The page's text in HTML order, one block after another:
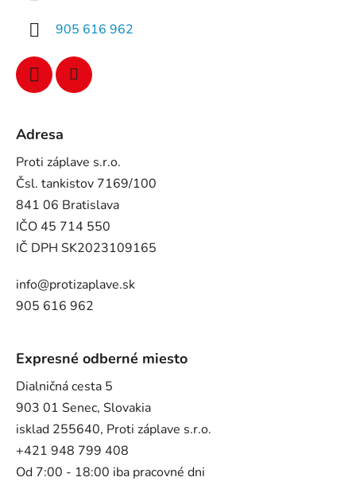
905 616 962
Adresa
Proti záplave s.r.o.
Čsl. tankistov 7169/100
841 06 Bratislava
IČO 45 714 550
IČ DPH SK2023109165
info@protizaplave.sk
905 616 962
Expresné odberné miesto
Dialničná cesta 5
903 01 Senec, Slovakia
isklad 255640, Proti záplave s.r.o.
+421 948 799 408
Od 7:00 - 18:00 iba pracovné dni